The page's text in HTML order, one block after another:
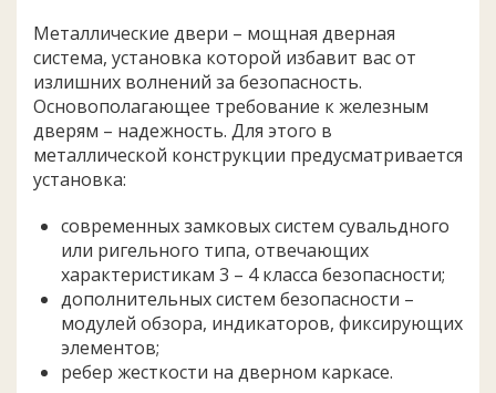
Металлические двери – мощная дверная
система, установка которой избавит вас от
излишних волнений за безопасность.
Основополагающее требование к железным
дверям – надежность. Для этого в
металлической конструкции предусматривается
установка:
современных замковых систем сувальдного
или ригельного типа, отвечающих
характеристикам 3 – 4 класса безопасности;
дополнительных систем безопасности –
модулей обзора, индикаторов, фиксирующих
элементов;
ребер жесткости на дверном каркасе.